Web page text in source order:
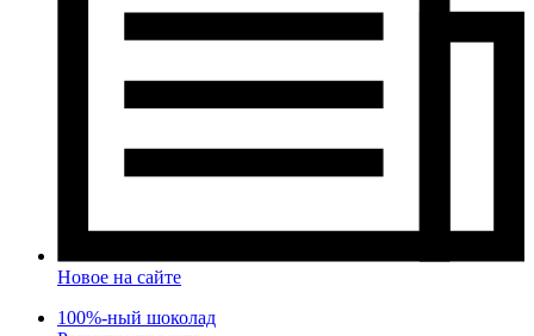
Новое на сайте
100%-ный шоколад